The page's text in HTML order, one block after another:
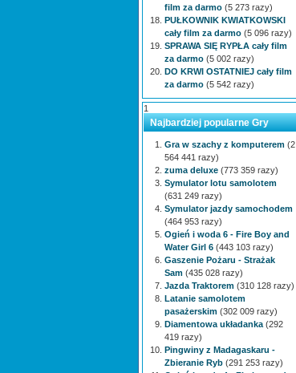
film za darmo (5 273 razy)
PUŁKOWNIK KWIATKOWSKI
cały film za darmo (5 096 razy)
SPRAWA SIĘ RYPŁA cały film
za darmo (5 002 razy)
DO KRWI OSTATNIEJ cały film
za darmo (5 542 razy)
1
Najbardziej popularne Gry
Gra w szachy z komputerem (2
564 441 razy)
zuma deluxe (773 359 razy)
Symulator lotu samolotem
(631 249 razy)
Symulator jazdy samochodem
(464 953 razy)
Ogień i woda 6 - Fire Boy and
Water Girl 6 (443 103 razy)
Gaszenie Pożaru - Strażak
Sam (435 028 razy)
Jazda Traktorem (310 128 razy)
Latanie samolotem
pasażerskim (302 009 razy)
Diamentowa układanka (292
419 razy)
Pingwiny z Madagaskaru -
Zbieranie Ryb (291 253 razy)